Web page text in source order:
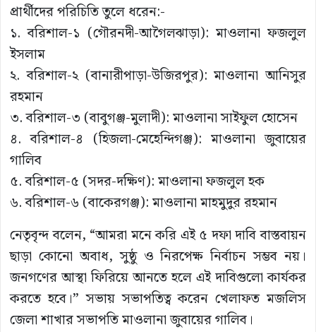
প্রার্থীদের পরিচিতি তুলে ধরেন:-
১. বরিশাল-১ (গৌরনদী-আগৈলঝাড়া): মাওলানা ফজলুল
ইসলাম
২. বরিশাল-২ (বানারীপাড়া-উজিরপুর): মাওলানা আনিসুর
রহমান
৩. বরিশাল-৩ (বাবুগঞ্জ-মুলাদী): মাওলানা সাইফুল হোসেন
৪. বরিশাল-৪ (হিজলা-মেহেন্দিগঞ্জ): মাওলানা জুবায়ের
গালিব
৫. বরিশাল-৫ (সদর-দক্ষিণ): মাওলানা ফজলুল হক
৬. বরিশাল-৬ (বাকেরগঞ্জ): মাওলানা মাহমুদুর রহমান
নেতৃবৃন্দ বলেন, “আমরা মনে করি এই ৫ দফা দাবি বাস্তবায়ন
ছাড়া কোনো অবাধ, সুষ্ঠু ও নিরপেক্ষ নির্বাচন সম্ভব নয়।
জনগণের আস্থা ফিরিয়ে আনতে হলে এই দাবিগুলো কার্যকর
করতে হবে।” সভায় সভাপতিত্ব করেন খেলাফত মজলিস
জেলা শাখার সভাপতি মাওলানা জুবায়ের গালিব।